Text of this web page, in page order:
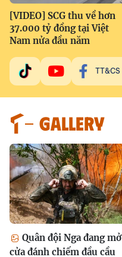
[VIDEO] SCG thu về hơn
37.000 tỷ đồng tại Việt
Nam nửa đầu năm
TT&CS
GALLERY
Quân đội Nga đang mở
cửa đánh chiếm đầu cầu